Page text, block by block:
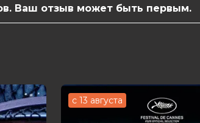
Риман,
Dieng,
Ваш отзыв может быть первым.
с 13 августа